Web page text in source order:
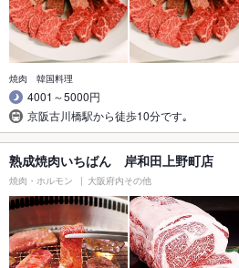
焼肉 韓国料理
4001～5000円
京阪古川橋駅から徒歩10分です｡
熟成焼肉いちばん 岸和田上野町店
焼肉・ホルモン 大阪府内その他